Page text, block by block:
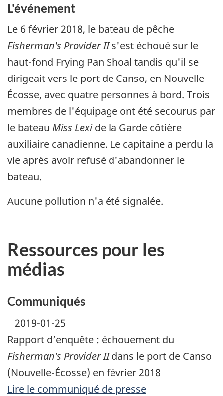
L'événement
Le 6 février 2018, le bateau de pêche
Fisherman's Provider IIs'est échoué sur le
haut-fond Frying Pan Shoal tandis qu'il se
dirigeait vers le port de Canso, en Nouvelle-
Écosse, avec quatre personnes à bord. Trois
membres de l'équipage ont été secourus par
le bateau Miss Lexide la Garde côtière
auxiliaire canadienne. Le capitaine a perdu la
vie après avoir refusé d'abandonner le
bateau.
Aucune pollution n'a été signalée.
Ressources pour les
médias
Communiqués
2019-01-25
Rapport d’enquête : échouement du
Fisherman's Provider IIdans le port de Canso
(Nouvelle-Écosse) en février 2018
Lire le communiqué de presse